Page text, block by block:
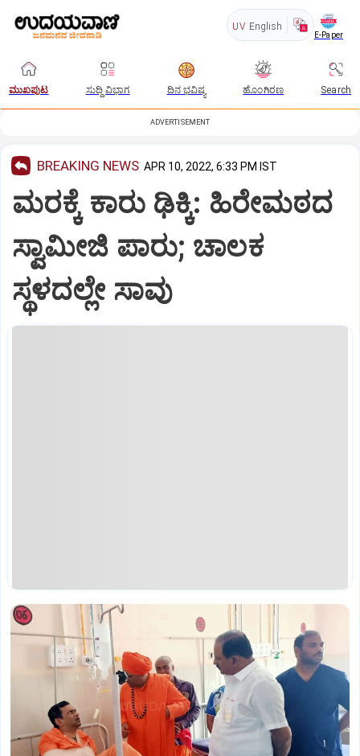
UV English
E-Paper
ಮುಖಪುಟ ಸುದ್ದಿ ವಿಭಾಗ ದಿನ ಭವಿಷ್ಯ ಹೊಂಗಿರಣ Search
ADVERTISEMENT
BREAKING NEWS APR 10, 2022, 6:33 PM IST
ಮರಕ್ಕೆ ಕಾರು ಢಿಕ್ಕಿ: ಹಿರೇಮಠದ
ಸ್ವಾಮೀಜಿ ಪಾರು; ಚಾಲಕ
ಸ್ಥಳದಲ್ಲೇ ಸಾವು